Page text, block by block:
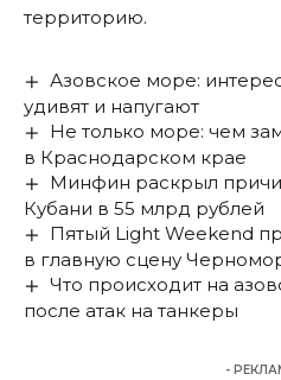
территорию.
Азовское море:
удивят и напугают
Не только море: чем
в Краснодарском крае
Минфин раскрыл
Кубани в 55 млрд рублей
Пятый Light Weekend
в главную сцену
Что происходит на
после атак на танкеры
-